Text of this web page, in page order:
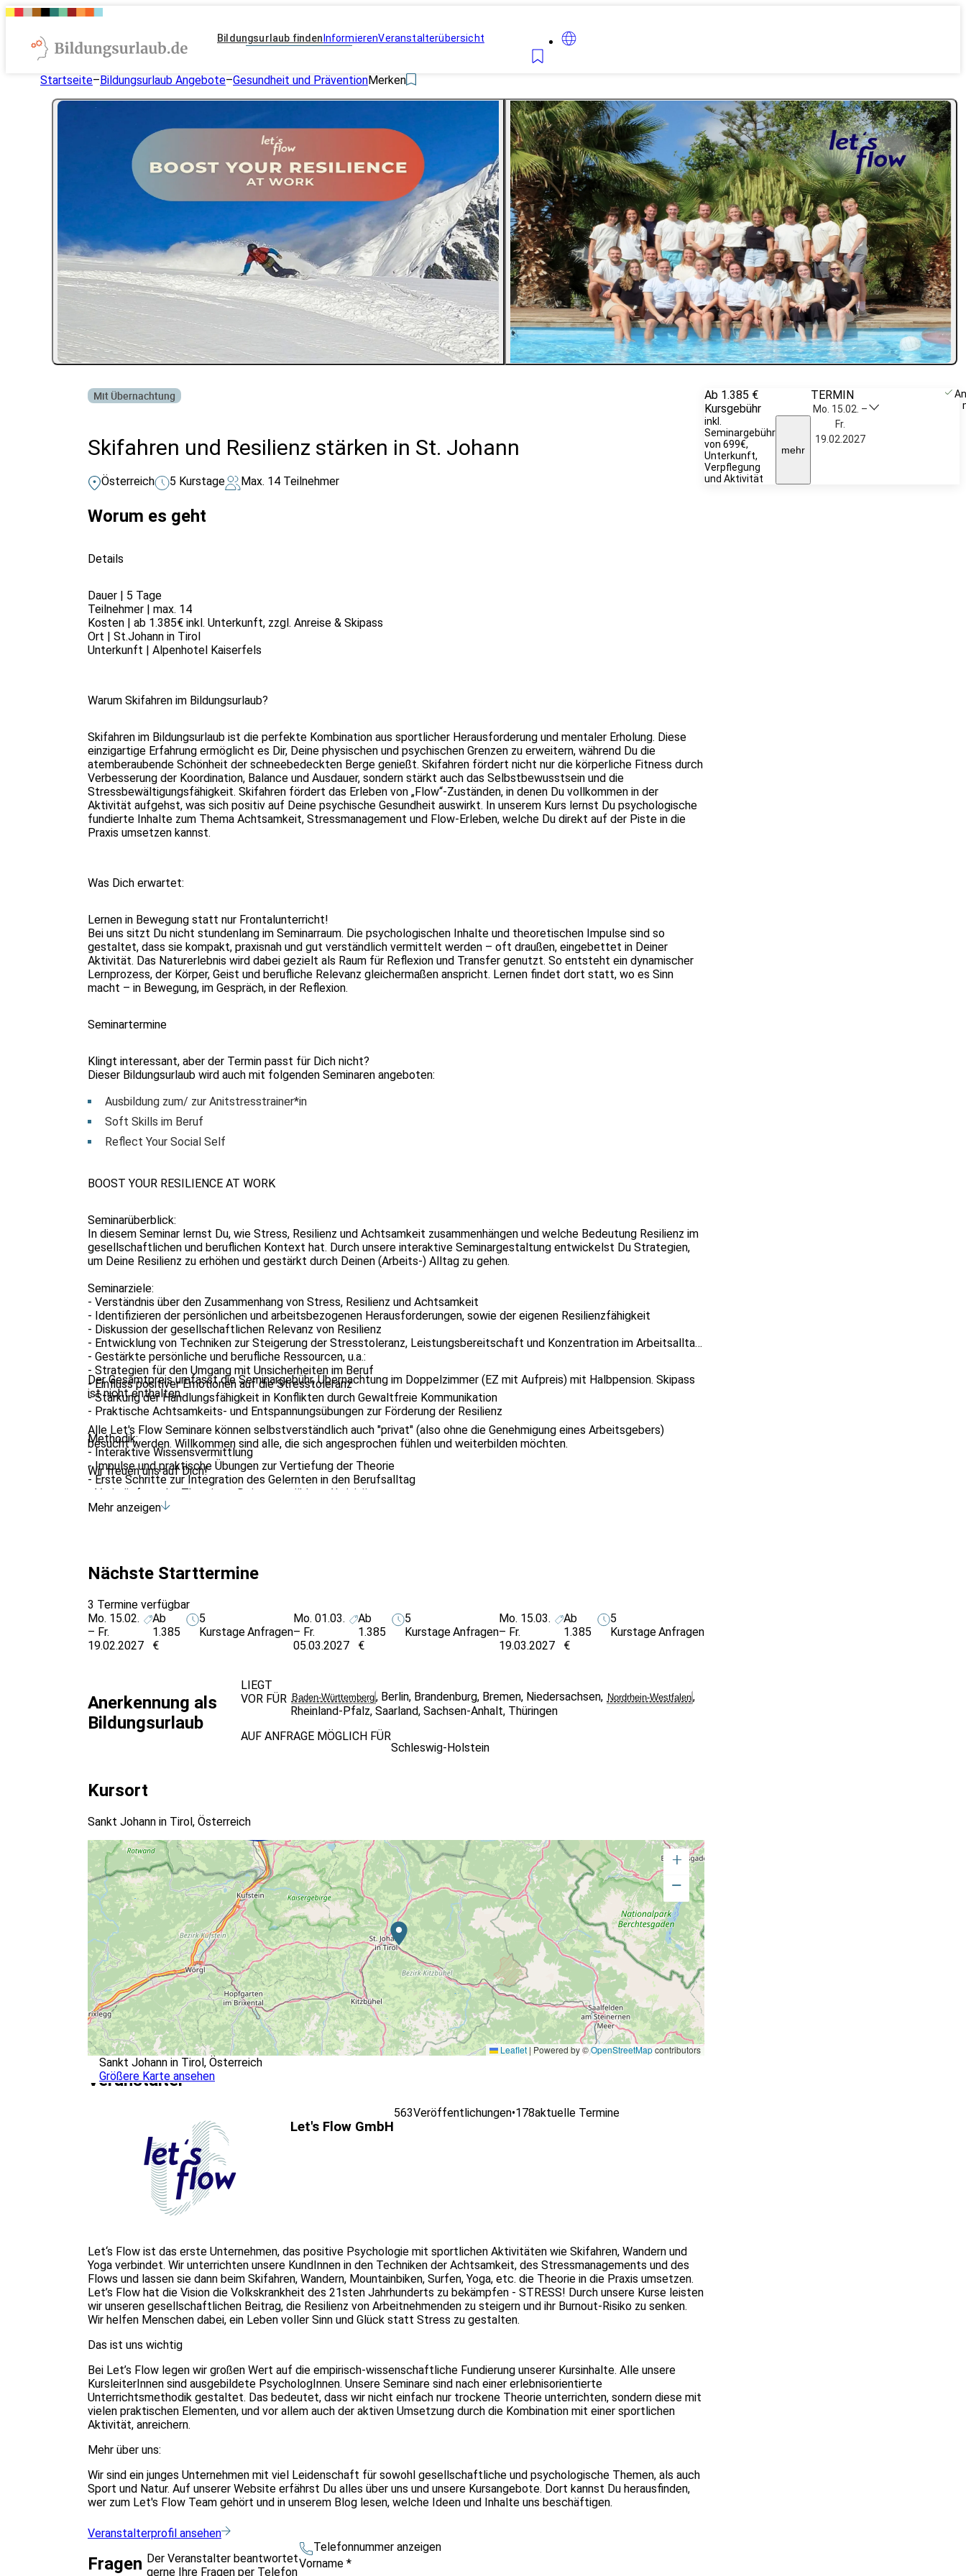
Bildungsurlaub finden InformierenVeranstalterübersicht
Startseite–Bildungsurlaub Angebote–Gesundheit und PräventionMerken
Mit Übernachtung
Skifahren und Resilienz stärken in St. Johann
Österreich 5 Kurstage Max. 14 Teilnehmer
Worum es geht
Details
Dauer | 5 Tage
Teilnehmer | max. 14
Kosten | ab 1.385€ inkl. Unterkunft, zzgl. Anreise & Skipass
Ort | St.Johann in Tirol
Unterkunft | Alpenhotel Kaiserfels
Warum Skifahren im Bildungsurlaub?
Skifahren im Bildungsurlaub ist die perfekte Kombination aus sportlicher Herausforderung und mentaler Erholung. Diese
einzigartige Erfahrung ermöglicht es Dir, Deine physischen und psychischen Grenzen zu erweitern, während Du die
atemberaubende Schönheit der schneebedeckten Berge genießt. Skifahren fördert nicht nur die körperliche Fitness durch
Verbesserung der Koordination, Balance und Ausdauer, sondern stärkt auch das Selbstbewusstsein und die
Stressbewältigungsfähigkeit. Skifahren fördert das Erleben von „Flow“-Zuständen, in denen Du vollkommen in der
Aktivität aufgehst, was sich positiv auf Deine psychische Gesundheit auswirkt. In unserem Kurs lernst Du psychologische
fundierte Inhalte zum Thema Achtsamkeit, Stressmanagement und Flow-Erleben, welche Du direkt auf der Piste in die
Praxis umsetzen kannst.
Was Dich erwartet:
Lernen in Bewegung statt nur Frontalunterricht!
Bei uns sitzt Du nicht stundenlang im Seminarraum. Die psychologischen Inhalte und theoretischen Impulse sind so
gestaltet, dass sie kompakt, praxisnah und gut verständlich vermittelt werden – oft draußen, eingebettet in Deiner
Aktivität. Das Naturerlebnis wird dabei gezielt als Raum für Reflexion und Transfer genutzt. So entsteht ein dynamischer
Lernprozess, der Körper, Geist und berufliche Relevanz gleichermaßen anspricht. Lernen findet dort statt, wo es Sinn
macht – in Bewegung, im Gespräch, in der Reflexion.
Seminartermine
Klingt interessant, aber der Termin passt für Dich nicht?
Dieser Bildungsurlaub wird auch mit folgenden Seminaren angeboten:
Ausbildung zum/ zur Anitstresstrainer*in
Soft Skills im Beruf
Reflect Your Social Self
BOOST YOUR RESILIENCE AT WORK
Seminarüberblick:
In diesem Seminar lernst Du, wie Stress, Resilienz und Achtsamkeit zusammenhängen und welche Bedeutung Resilienz im
gesellschaftlichen und beruflichen Kontext hat. Durch unsere interaktive Seminargestaltung entwickelst Du Strategien,
um Deine Resilienz zu erhöhen und gestärkt durch Deinen (Arbeits-) Alltag zu gehen.
Seminarziele:
- Verständnis über den Zusammenhang von Stress, Resilienz und Achtsamkeit
- Identifizieren der persönlichen und arbeitsbezogenen Herausforderungen, sowie der eigenen Resilienzfähigkeit
- Diskussion der gesellschaftlichen Relevanz von Resilienz
- Entwicklung von Techniken zur Steigerung der Stresstoleranz, Leistungsbereitschaft und Konzentration im Arbeitsalltag
- Gestärkte persönliche und berufliche Ressourcen, u.a.:
- Strategien für den Umgang mit Unsicherheiten im Beruf
- Einfluss positiver Emotionen auf die Stresstoleranz
- Stärkung der Handlungsfähigkeit in Konflikten durch Gewaltfreie Kommunikation
- Praktische Achtsamkeits- und Entspannungsübungen zur Förderung der Resilienz
Methodik:
- Interaktive Wissensvermittlung
- Impulse und praktische Übungen zur Vertiefung der Theorie
- Erste Schritte zur Integration des Gelernten in den Berufsalltag
- Verknüpfung der Theorie zu Deiner gewählten Aktivität
- Fundierte wissenschaftliche Erkenntnisse
- Zielgruppe sind alle Interessierten:
- Inhalte und Methoden sind für unterschiedliche Berufsfelder geeignet
- Kein Vorwissen nötig
- Individuelle Betreuung bei unterschiedlicher Erfahrungsstufen der Teilnehmenden
Der Gesamtpreis umfasst die Seminargebühr, Übernachtung im Doppelzimmer (EZ mit Aufpreis) mit Halbpension. Skipass
ist nicht enthalten.
‍Alle Let's Flow Seminare können selbstverständlich auch "privat" (also ohne die Genehmigung eines Arbeitsgebers)
besucht werden. Willkommen sind alle, die sich angesprochen fühlen und weiterbilden möchten.
Wir freuen uns auf Dich!
Mehr anzeigen
Nächste Starttermine
3 Termine verfügbar
Mo. 15.02.
– Fr.
19.02.2027
Ab
1.385
€
5
KurstageAnfragen
Mo. 01.03.
– Fr.
05.03.2027
Ab
1.385
€
5
KurstageAnfragen
Mo. 15.03.
– Fr.
19.03.2027
Ab
1.385
€
5
KurstageAnfragen
Anerkennung als
Bildungsurlaub
LIEGT
VOR FÜR
Baden-Württemberg, Berlin, Brandenburg, Bremen, Niedersachsen, Nordrhein-Westfalen,
Rheinland-Pfalz, Saarland, Sachsen-Anhalt, Thüringen
AUF ANFRAGE MÖGLICH FÜR
Schleswig-Holstein
Kursort
Sankt Johann in Tirol, Österreich
+
−
Leaflet | Powered by ©OpenStreetMapcontributors
Sankt Johann in Tirol, Österreich
Größere Karte ansehen
Veranstalter
Let's Flow GmbH
563Veröffentlichungen•178aktuelle Termine
Let‘s Flow ist das erste Unternehmen, das positive Psychologie mit sportlichen Aktivitäten wie Skifahren, Wandern und
Yoga verbindet. Wir unterrichten unsere KundInnen in den Techniken der Achtsamkeit, des Stressmanagements und des
Flows und lassen sie dann beim Skifahren, Wandern, Mountainbiken, Surfen, Yoga, etc. die Theorie in die Praxis umsetzen.
Let’s Flow hat die Vision die Volkskrankheit des 21sten Jahrhunderts zu bekämpfen - STRESS! Durch unsere Kurse leisten
wir unseren gesellschaftlichen Beitrag, die Resilienz von Arbeitnehmenden zu steigern und ihr Burnout-Risiko zu senken.
Wir helfen Menschen dabei, ein Leben voller Sinn und Glück statt Stress zu gestalten.
Das ist uns wichtig
Bei Let’s Flow legen wir großen Wert auf die empirisch-wissenschaftliche Fundierung unserer Kursinhalte. Alle unsere
KursleiterInnen sind ausgebildete PsychologInnen. Unsere Seminare sind nach einer erlebnisorientierte
Unterrichtsmethodik gestaltet. Das bedeutet, dass wir nicht einfach nur trockene Theorie unterrichten, sondern diese mit
vielen praktischen Elementen, und vor allem auch der aktiven Umsetzung durch die Kombination mit einer sportlichen
Aktivität, anreichern.
Mehr über uns:
Wir sind ein junges Unternehmen mit viel Leidenschaft für sowohl gesellschaftliche und psychologische Themen, als auch
Sport und Natur. Auf unserer Website erfährst Du alles über uns und unsere Kursangebote. Dort kannst Du herausfinden,
wer zum Let's Flow Team gehört und in unserem Blog lesen, welche Ideen und Inhalte uns beschäftigen.
Veranstalterprofil ansehen
Fragen Der Veranstalter beantwortet
gerne Ihre Fragen per Telefon
Telefonnummer anzeigen
Vorname*
Ab 1.385 €
Kursgebühr
inkl.
Seminargebühr
von 699€,
Unterkunft,
Verpflegung
und Aktivität
mehr
TERMIN
Mo. 15.02. –
Fr.
19.02.2027